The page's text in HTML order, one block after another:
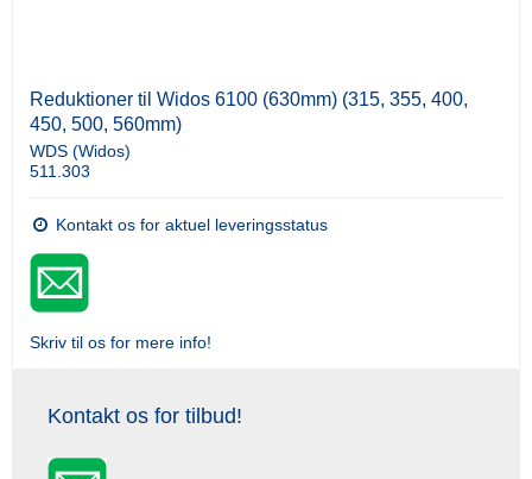
Reduktioner til Widos 6100 (630mm) (315, 355, 400,
450, 500, 560mm)
WDS (Widos)
511.303
Kontakt os for aktuel leveringsstatus
Skriv til os for mere info!
Kontakt os for tilbud!